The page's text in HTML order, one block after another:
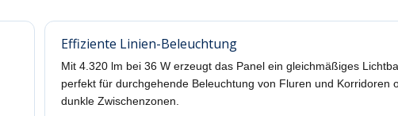
Effiziente Linien-Beleuchtung
Mit 4.320 lm bei 36 W erzeugt das Panel ein gleichmäßiges
perfekt für durchgehende Beleuchtung von Fluren und Korridoren
dunkle Zwischenzonen.